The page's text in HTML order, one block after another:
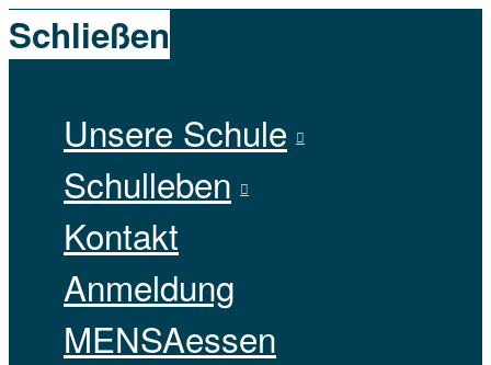
Schließen
Unsere Schule
Schulleben
Kontakt
Anmeldung
MENSAessen